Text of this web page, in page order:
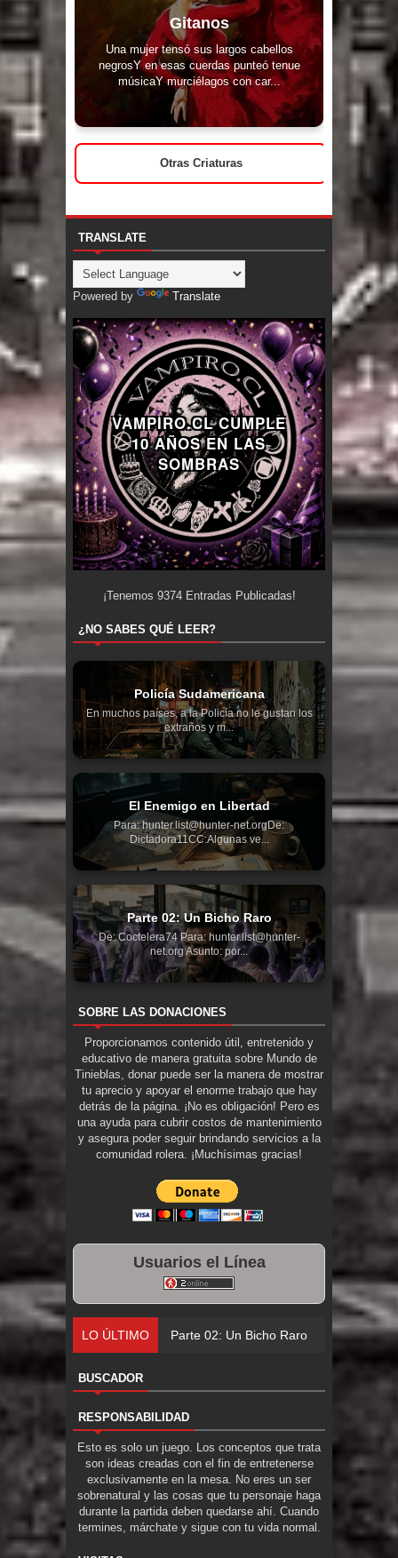
Gitanos
Una mujer tensó sus largos cabellos
negrosY en esas cuerdas punteó tenue
músicaY murciélagos con car...
Otras Criaturas
TRANSLATE
Powered by Translate
VAMPIRO.CL CUMPLE
10 AÑOS EN LAS
SOMBRAS
¡Tenemos 9374Entradas Publicadas!
¿NO SABES QUÉ LEER?
Policía Sudamericana
En muchos países, a la Policía no le gustan los
extraños y m...
El Enemigo en Libertad
Para: hunter.list@hunter-net.orgDe:
Dictadora11CC:Algunas ve...
Parte 02: Un Bicho Raro
De: Coctelera74 Para: hunter.list@hunter-
net.org Asunto: por...
SOBRE LAS DONACIONES
Proporcionamos contenido útil, entretenido y
educativo de manera gratuita sobre Mundo de
Tinieblas, donar puede ser la manera de mostrar
tu aprecio y apoyar el enorme trabajo que hay
detrás de la página. ¡No es obligación! Pero es
una ayuda para cubrir costos de mantenimiento
y asegura poder seguir brindando servicios a la
comunidad rolera. ¡Muchísimas gracias!
Usuarios el Línea
LO ÚLTIMO Parte 02: Un Bicho Raro
BUSCADOR
RESPONSABILIDAD
Esto es solo un juego. Los conceptos que trata
son ideas creadas con el fin de entretenerse
exclusivamente en la mesa. No eres un ser
sobrenatural y las cosas que tu personaje haga
durante la partida deben quedarse ahí. Cuando
termines, márchate y sigue con tu vida normal.